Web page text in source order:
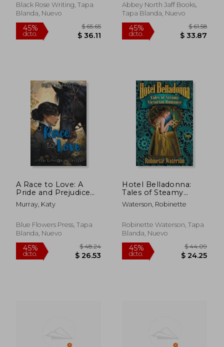
Black Rose Writing, Tapa
Blanda, Nuevo
Abbey North Jaff Books,
Tapa Blanda, Nuevo
A Race to Love: A
Pride and Prejudice
Variation (en Inglés)
Murray, Katy
Blue Flowers Press, Tapa
Blanda, Nuevo
Hotel Belladonna:
Tales of Steamy
Victorian Romance 2
(en Inglés)
Waterson, Robinette
Robinette Waterson, Tapa
Blanda, Nuevo